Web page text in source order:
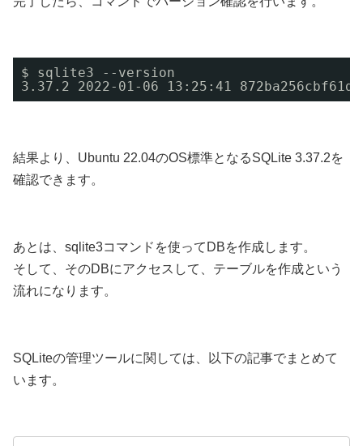
$ sqlite3 --version
3.37.2 2022-01-06 13:25:41
結果より、Ubuntu 22.04のOS標準となるSQLite 3.37.2を
確認できます。
あとは、sqlite3コマンドを使ってDBを作成します。
そして、そのDBにアクセスして、テーブルを作成という
流れになります。
SQLiteの管理ツールに関しては、以下の記事でまとめて
います。